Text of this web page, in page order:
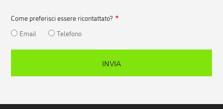
Come preferisci essere ricontattato?
Email
Telefono